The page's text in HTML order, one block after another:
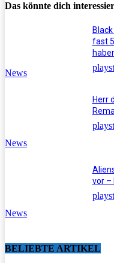
Das könnte dich
News
fast
News
Herr
News
vor –
BELIEBTE ARTIKEL